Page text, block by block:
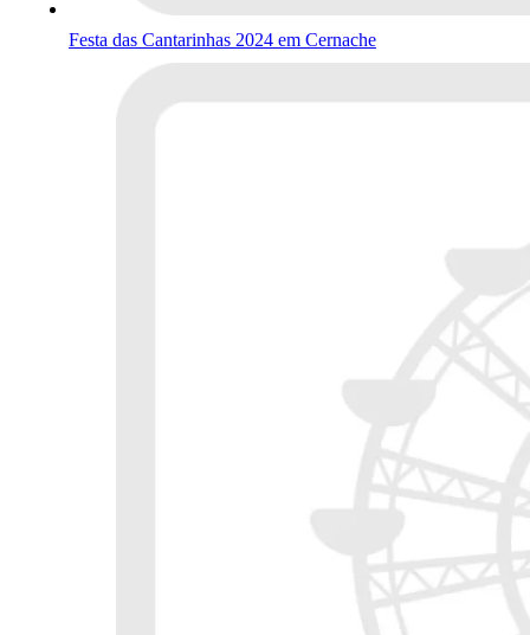
Festa das Cantarinhas 2024 em Cernache